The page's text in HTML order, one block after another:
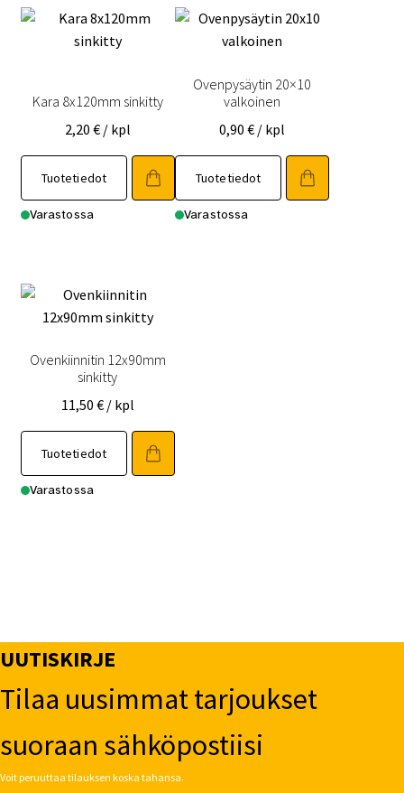
Kara 8x120mm sinkitty
2,20 € / kpl
Tuotetiedot
Varastossa
Ovenpysäytin 20×10
valkoinen
0,90€ / kpl
Tuotetiedot
Varastossa
Ovenkiinnitin 12x90mm
sinkitty
11,50 € / kpl
Tuotetiedot
Varastossa
UUTISKIRJE
Tilaa uusimmat tarjoukset
suoraan sähköpostiisi
Voit peruuttaa tilauksen koska tahansa.